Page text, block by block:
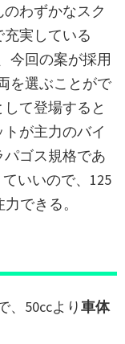
わずかなスク
実している
今回の案が採用
を選ぶことがで
て登場すると
が主力のバイ
ゴス規格であ
いいので、125
できる。
、50ccより車体